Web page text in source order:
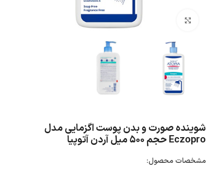
بزرگنمایی تصویر
شوینده صورت و بدن پوست اگزمایی مدل
Eczopro حجم ۵۰۰ میل آردن آتوپیا
مشخصات محصول: